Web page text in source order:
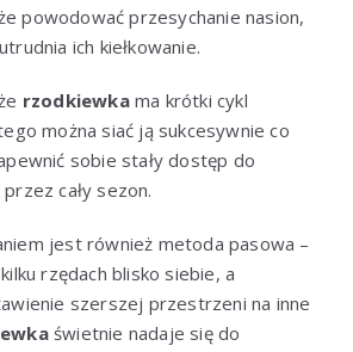
powodować przesychanie nasion,
ich kiełkowanie.
rzodkiewkama krótki cykl
można siać ją sukcesywnie co
sobie stały dostęp do
cały sezon.
jest również metoda pasowa –
rzędach blisko siebie, a
szerszej przestrzeni na inne
świetnie nadaje się do